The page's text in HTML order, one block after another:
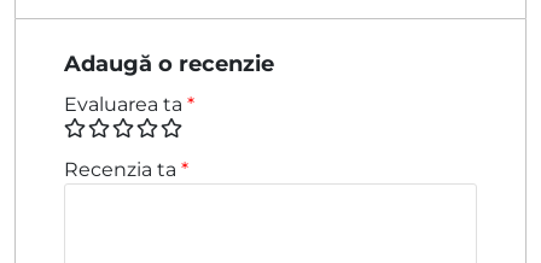
Adaugă o recenzie
Evaluarea ta *
Recenzia ta *